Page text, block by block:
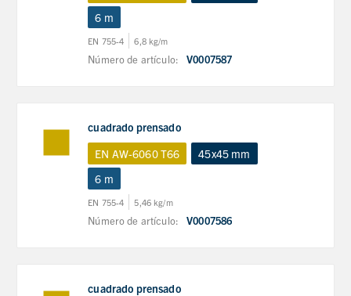
6 m
EN 755-4 6,8 kg/m
Número de artículo: V0007587
cuadrado prensado
EN AW-6060 T66
45x45 mm
6 m
EN 755-4 5,46 kg/m
Número de artículo: V0007586
cuadrado prensado